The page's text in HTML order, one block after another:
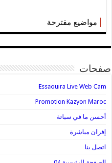
مواضيع مقترحة
صفحات
Essaouira Live Web Cam
Promotion Kazyon Maroc
أحسن ما في سباتة
إفران مباشرة
اتصل بنا